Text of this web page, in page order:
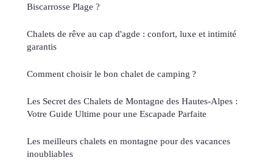
Biscarrosse Plage ?
Chalets de rêve au cap d'agde : confort, luxe et intimité
garantis
Comment choisir le bon chalet de camping ?
Les Secret des Chalets de Montagne des Hautes-Alpes :
Votre Guide Ultime pour une Escapade Parfaite
Les meilleurs chalets en montagne pour des vacances
inoubliables